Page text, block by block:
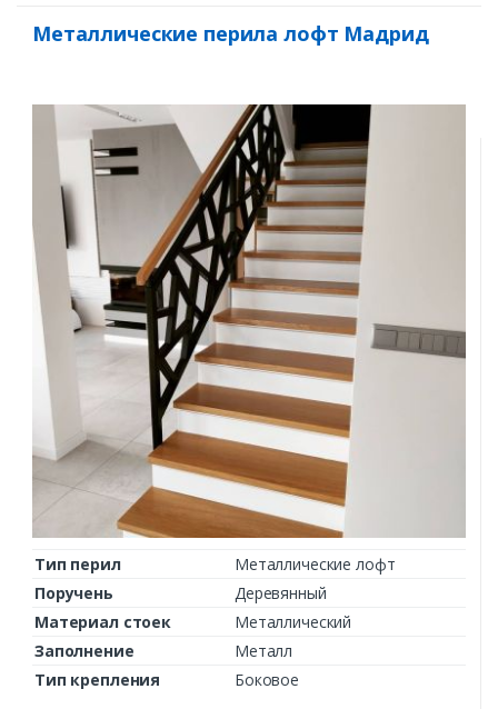
Металлические перила лофт Мадрид
Тип перил
Металлические лофт
Поручень
Деревянный
Материал стоек
Металлический
Заполнение
Металл
Тип крепления
Боковое